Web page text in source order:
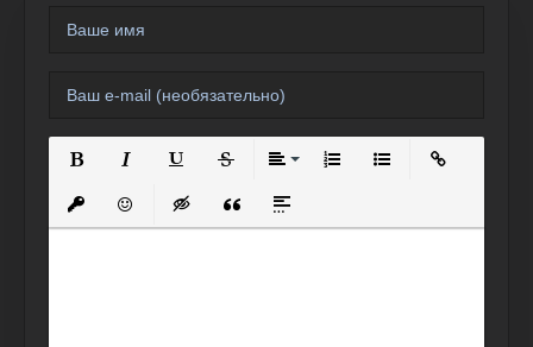
Вставить защищенную ссылку
Вставить смайлик
Вставка скрытого текста
Вставка цитаты
Вставка спойлера